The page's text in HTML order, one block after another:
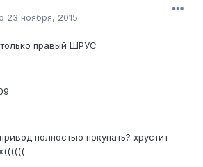
23 ноября, 2015
правый ШРУС
полностью покупать? хрустит